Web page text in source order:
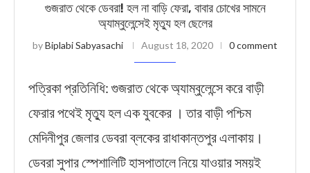
গুজরাত থেকে ডেবরা! হল না বাড়ি ফেরা, বাবার চোখের সামনে
অ্যাম্বুলেন্সেই মৃত্যু হল ছেলের
byBiplabi Sabyasachi August 18, 2020 0 comment
পত্রিকা প্রতিনিধি: গুজরাত থেকে অ্যাম্বুলেন্সে করে বাড়ী
ফেরার পথেই মৃত্যু হল এক যুবকের । তার বাড়ী পশ্চিম
মেদিনীপুর জেলার ডেবরা ব্লকের রাধাকান্তপুর এলাকায়।
ডেবরা সুপার স্পেশালিটি হাসপাতালে নিয়ে যাওয়ার সময়ই